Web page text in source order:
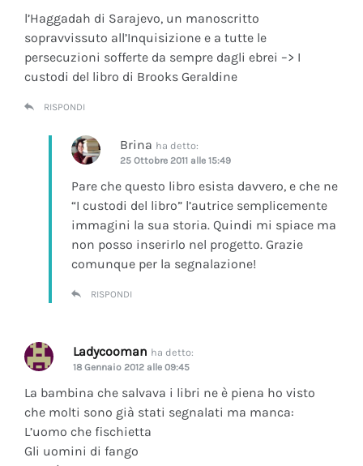
l’Haggadah di Sarajevo, un manoscritto
sopravvissuto all’Inquisizione e a tutte le
persecuzioni sofferte da sempre dagli ebrei –> I
custodi del libro di Brooks Geraldine
RISPONDI
Brina ha detto:
25 Ottobre 2011 alle 15:49
Pare che questo libro esista davvero, e che ne
“I custodi del libro” l’autrice semplicemente
immagini la sua storia. Quindi mi spiace ma
non posso inserirlo nel progetto. Grazie
comunque per la segnalazione!
RISPONDI
Ladycooman ha detto:
18 Gennaio 2012 alle 09:45
La bambina che salvava i libri ne è piena ho visto
che molti sono già stati segnalati ma manca:
L’uomo che fischietta
Gli uomini di fango